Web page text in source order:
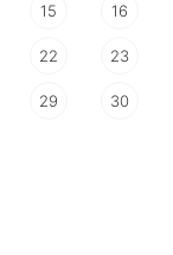
15 16
22 23
29 30